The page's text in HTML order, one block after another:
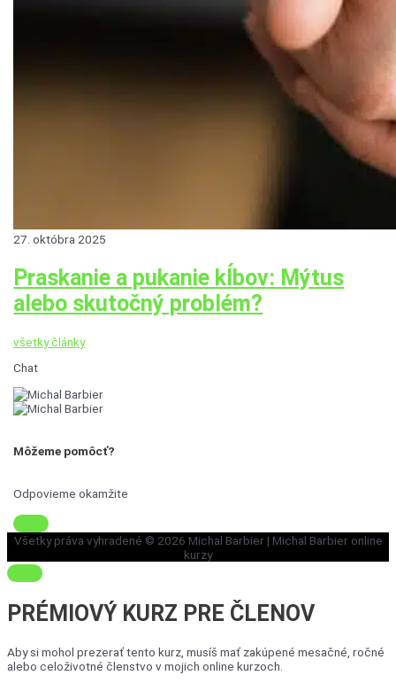
27. októbra 2025
Praskanie a pukanie kĺbov: Mýtus
alebo skutočný problém?
všetky články
Chat
Môžeme pomôcť?
Odpovieme okamžite
Všetky práva vyhradené © 2026 Michal Barbier| Michal Barbier online
kurzy
PRÉMIOVÝ KURZ PRE ČLENOV
Aby si mohol prezerať tento kurz, musíš mať zakúpené mesačné, ročné
alebo celoživotné členstvo v mojich online kurzoch.